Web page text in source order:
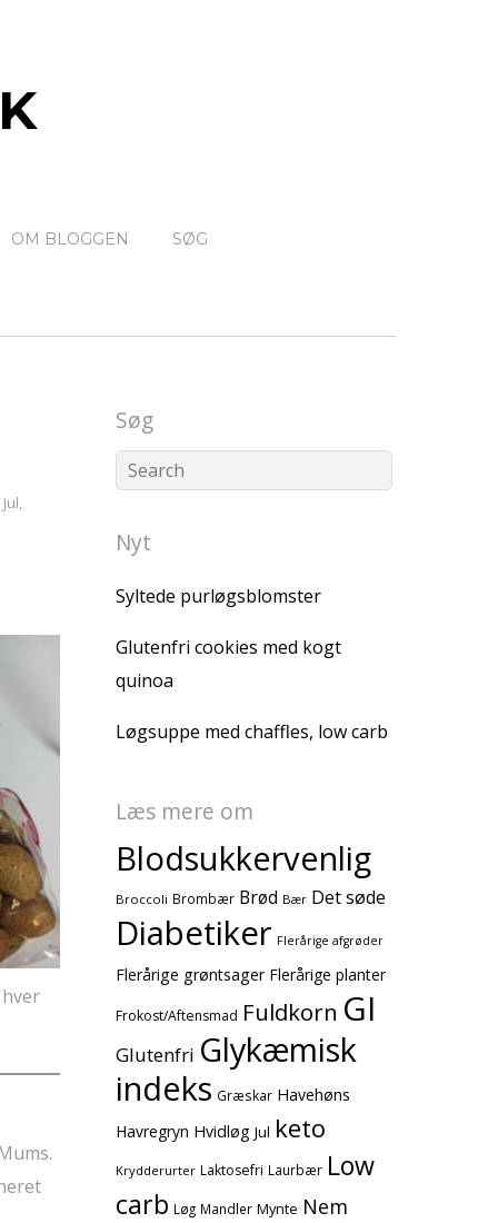
OM BLOGGEN SØG
Jul,
Søg
Nyt
Syltede purløgsblomster
Glutenfri cookies med kogt
quinoa
Løgsuppe med chaffles, low carb
Læs mere om
Blodsukkervenlig
Broccoli Brombær Brød Bær Det søde
Diabetiker Flerårige afgrøder
Flerårige grøntsager Flerårige planter
Frokost/Aftensmad Fuldkorn GI
Glutenfri Glykæmisk
indeks Græskar Havehøns
Havregryn Hvidløg Jul keto
Krydderurter Laktosefri Laurbær Low
carb Løg Mandler Mynte Nem